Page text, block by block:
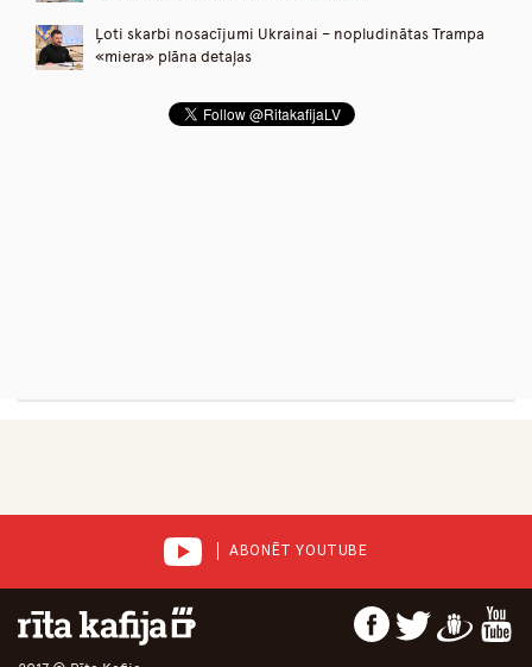
Ļoti skarbi nosacījumi Ukrainai – nopludinātas Trampa
«miera» plāna detaļas
ABONĒT YOUTUBE